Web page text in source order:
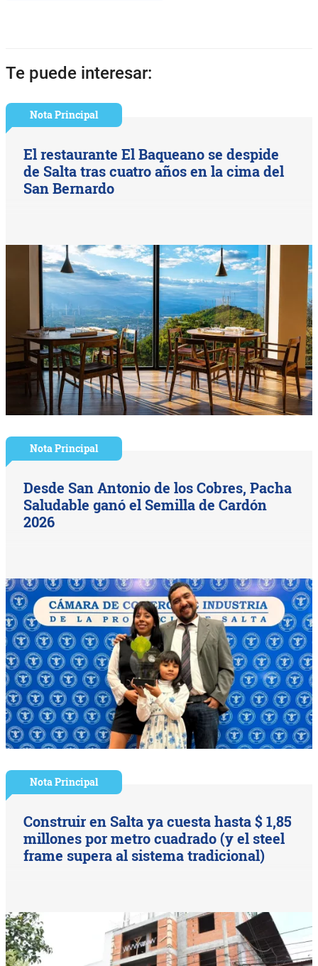
Te puede interesar:
Nota Principal
El restaurante El Baqueano se despide
de Salta tras cuatro años en la cima del
San Bernardo
Nota Principal
Desde San Antonio de los Cobres, Pacha
Saludable ganó el Semilla de Cardón
2026
Nota Principal
Construir en Salta ya cuesta hasta $ 1,85
millones por metro cuadrado (y el steel
frame supera al sistema tradicional)